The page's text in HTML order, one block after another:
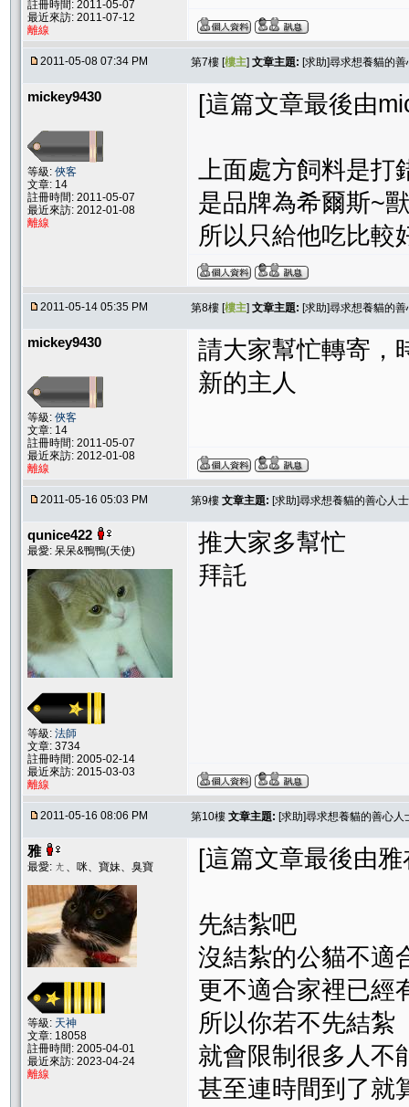
註冊時間: 2011-05-07
最近來訪: 2011-07-12
離線
2011-05-08 07:34 PM 第7樓 [樓主] 文章主題: [求助]尋求想養貓的
mickey9430
等級: 俠客
文章: 14
註冊時間: 2011-05-07
最近來訪: 2012-01-08
離線
[這篇文章最後由
上面處方飼料是打
是品牌為希爾斯~
所以只給他吃比較
2011-05-14 05:35 PM 第8樓 [樓主] 文章主題: [求助]尋求想養貓的
mickey9430
等級: 俠客
文章: 14
註冊時間: 2011-05-07
最近來訪: 2012-01-08
離線
請大家幫忙轉寄，
新的主人
2011-05-16 05:03 PM 第9樓 文章主題: [求助]尋求想養貓的善心人
qunice422
最愛: 呆呆&鴨鴨(天使)
等級: 法師
文章: 3734
註冊時間: 2005-02-14
最近來訪: 2015-03-03
離線
推大家多幫忙
拜託
2011-05-16 08:06 PM 第10樓 文章主題: [求助]尋求想養貓的善心
雅
最愛: ㄤ、咪、寶妹、臭寶
等級: 天神
文章: 18058
註冊時間: 2005-04-01
最近來訪: 2023-04-24
離線
[這篇文章最後由
先結紮吧
沒結紮的公貓不適
更不適合家裡已經
所以你若不先結紮
就會限制很多人不
甚至連時間到了就